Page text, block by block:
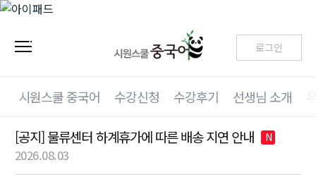
로그인
시원스쿨 중국어 수강신청 수강후기 선생님 소개
[공지] 물류센터 하계휴가에 따른 배송 지연 안내 N
2026.08.03